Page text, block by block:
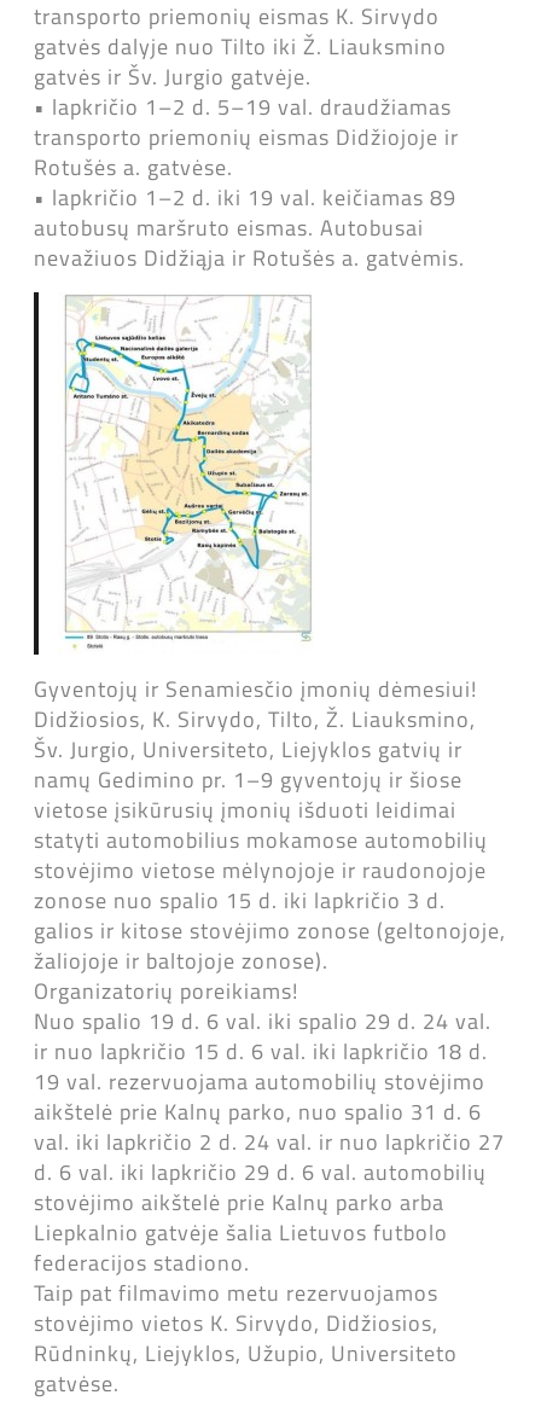
transporto priemonių eismas K. Sirvydo
gatvės dalyje nuo Tilto iki Ž. Liauksmino
gatvės ir Šv. Jurgio gatvėje.
• lapkričio 1–2 d. 5–19 val. draudžiamas
transporto priemonių eismas Didžiojoje ir
Rotušės a. gatvėse.
• lapkričio 1–2 d. iki 19 val. keičiamas 89
autobusų maršruto eismas. Autobusai
nevažiuos Didžiąja ir Rotušės a. gatvėmis.
Gyventojų ir Senamiesčio įmonių dėmesiui!
Didžiosios, K. Sirvydo, Tilto, Ž. Liauksmino,
Šv. Jurgio, Universiteto, Liejyklos gatvių ir
namų Gedimino pr. 1–9 gyventojų ir šiose
vietose įsikūrusių įmonių išduoti leidimai
statyti automobilius mokamose automobilių
stovėjimo vietose mėlynojoje ir raudonojoje
zonose nuo spalio 15 d. iki lapkričio 3 d.
galios ir kitose stovėjimo zonose (geltonojoje,
žaliojoje ir baltojoje zonose).
Organizatorių poreikiams!
Nuo spalio 19 d. 6 val. iki spalio 29 d. 24 val.
ir nuo lapkričio 15 d. 6 val. iki lapkričio 18 d.
19 val. rezervuojama automobilių stovėjimo
aikštelė prie Kalnų parko, nuo spalio 31 d. 6
val. iki lapkričio 2 d. 24 val. ir nuo lapkričio 27
d. 6 val. iki lapkričio 29 d. 6 val. automobilių
stovėjimo aikštelė prie Kalnų parko arba
Liepkalnio gatvėje šalia Lietuvos futbolo
federacijos stadiono.
Taip pat filmavimo metu rezervuojamos
stovėjimo vietos K. Sirvydo, Didžiosios,
Rūdninkų, Liejyklos, Užupio, Universiteto
gatvėse.